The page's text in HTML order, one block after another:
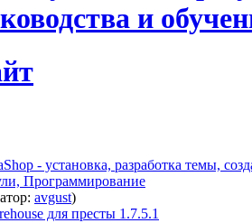
- установка, разработка темы,
Программирование
avgust)
для престы 1.7.5.1